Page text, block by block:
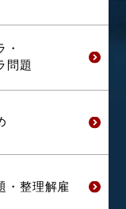
・
問題
・ 整理解雇